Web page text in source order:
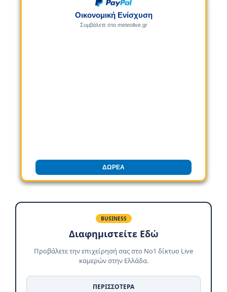
Οικονομική Ενίσχυση
Συμβάλετε στο meteolive.gr
ΔΩΡΕΑ
BUSINESS
Διαφημιστείτε Εδώ
Προβάλετε την επιχείρησή σας στο No1 δίκτυο Live
καμερών στην Ελλάδα.
ΠΕΡΙΣΣΟΤΕΡΑ